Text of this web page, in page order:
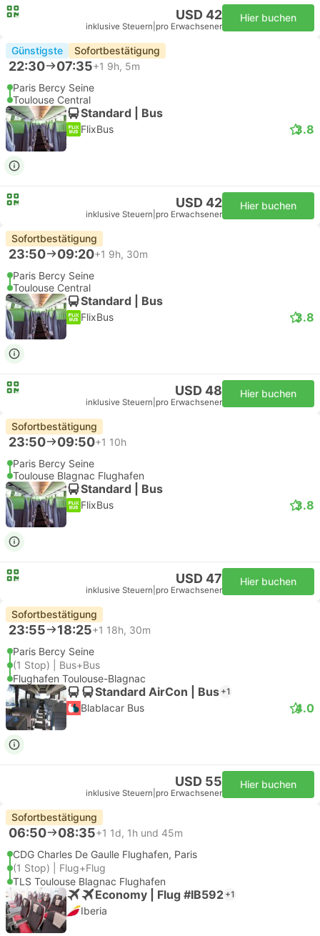
USD 42
inklusive Steuern pro Erwachsener
Hier buchen
Günstigste Sofortbestätigung
22:30 07:35+1 9h, 5m
Paris Bercy Seine
Toulouse Central
Standard | Bus
FlixBus 3.8
USD 42
inklusive Steuern pro Erwachsener
Hier buchen
Sofortbestätigung
23:50 09:20+1 9h, 30m
Paris Bercy Seine
Toulouse Central
Standard | Bus
FlixBus 3.8
USD 48
inklusive Steuern pro Erwachsener
Hier buchen
Sofortbestätigung
23:50 09:50+1 10h
Paris Bercy Seine
Toulouse Blagnac Flughafen
Standard | Bus
FlixBus 3.8
USD 47
inklusive Steuern pro Erwachsener
Hier buchen
Sofortbestätigung
23:55 18:25+1 18h, 30m
Paris Bercy Seine
(1 Stop) | Bus+Bus
Flughafen Toulouse-Blagnac
Standard AirCon | Bus +1
Blablacar Bus 4.0
USD 55
inklusive Steuern pro Erwachsener
Hier buchen
Sofortbestätigung
06:50 08:35+1 1d, 1h und 45m
CDG Charles De Gaulle Flughafen, Paris
(1 Stop) | Flug+Flug
TLS Toulouse Blagnac Flughafen
Economy | Flug #IB592 +1
Iberia